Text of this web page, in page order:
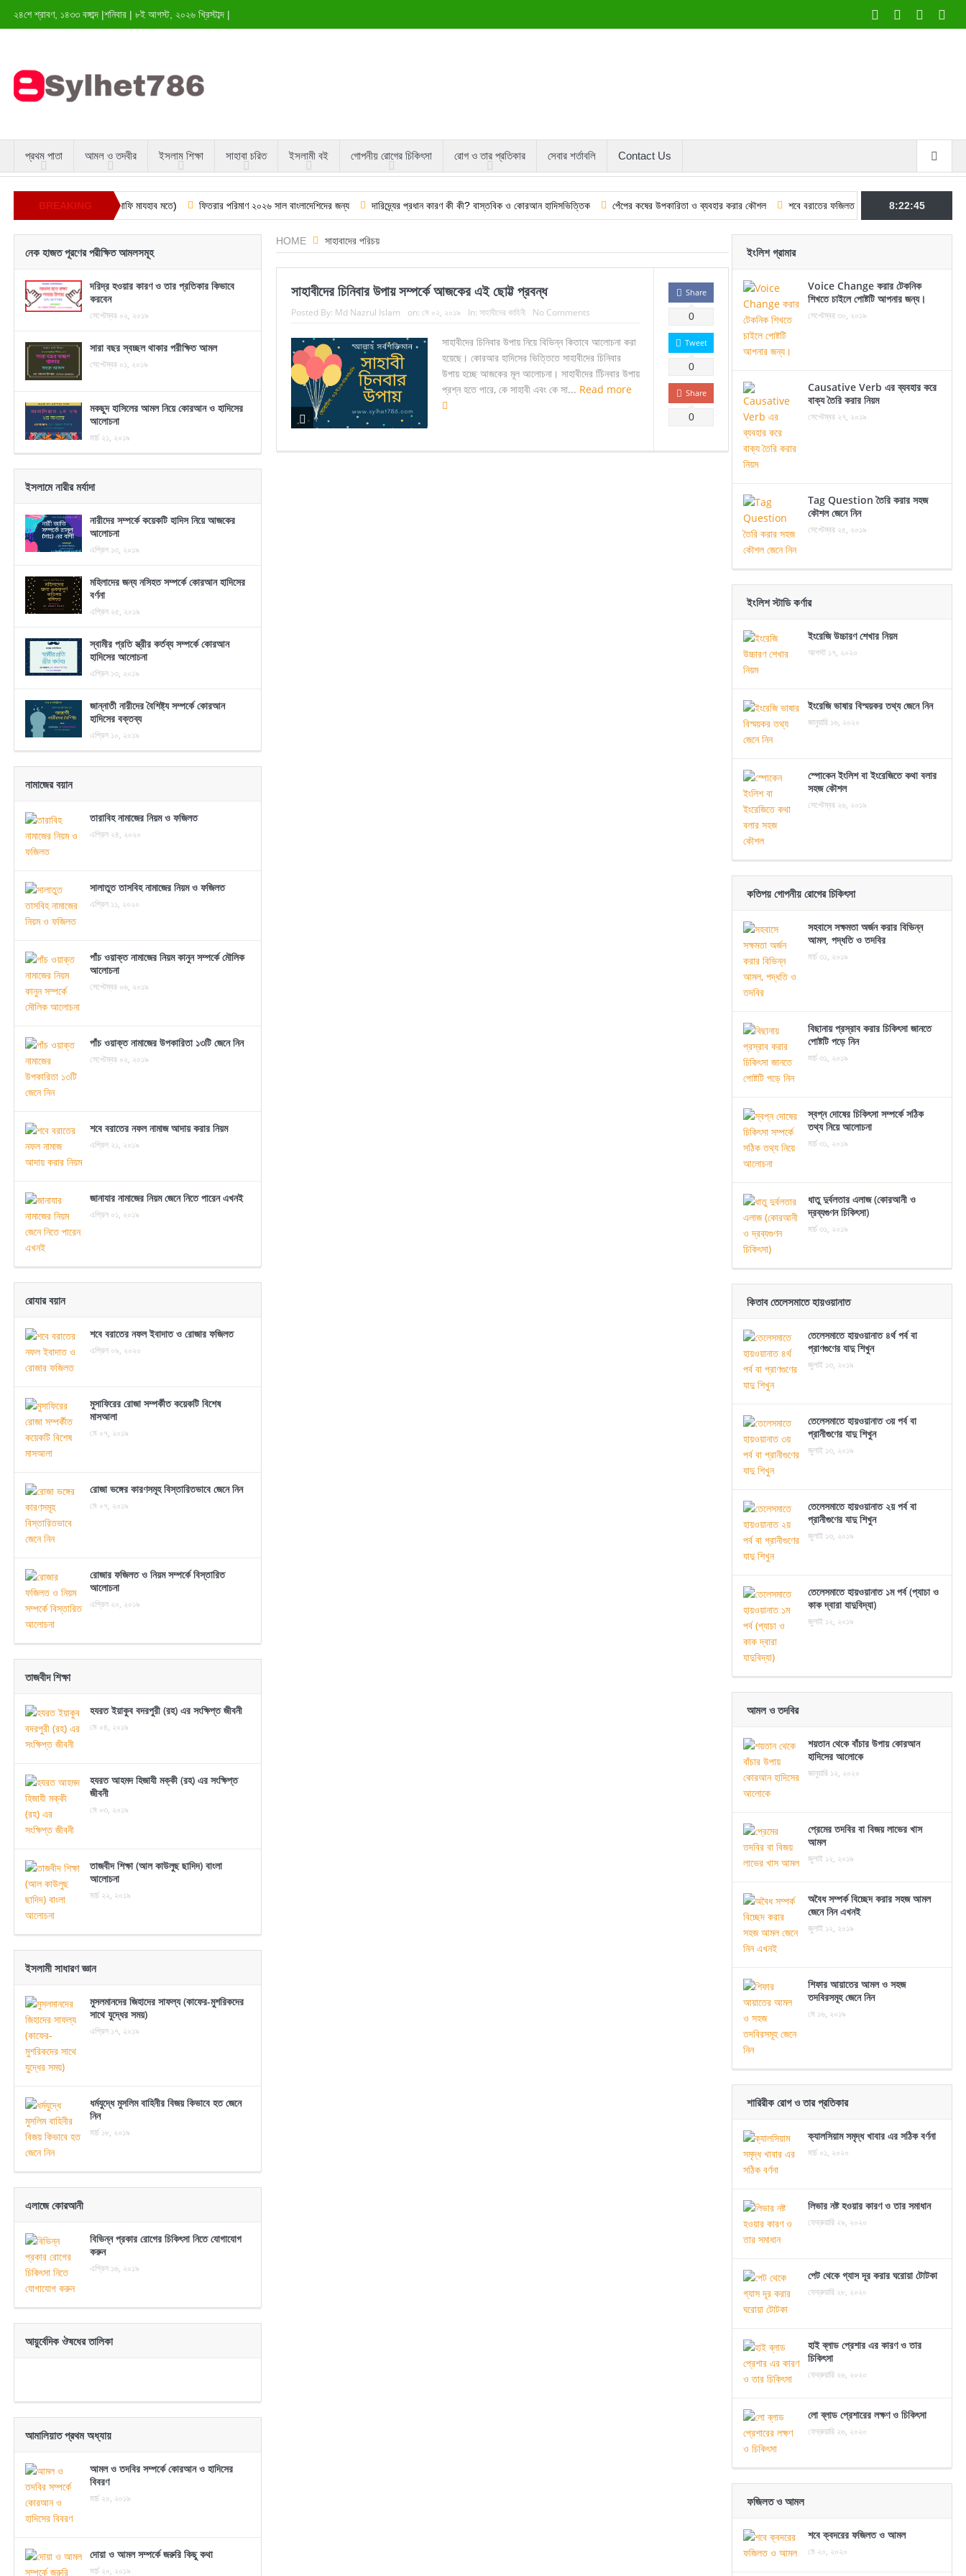
২৪শে শ্রাবণ, ১৪৩৩ বঙ্গাব্দ |শনিবার | ৮ই আগস্ট, ২০২৬ খ্রিস্টাব্দ |
প্রথম পাতা আমল ও তদবীর ইসলাম শিক্ষা সাহাবা চরিত ইসলামী বই গোপনীয় রোগের চিকিৎসা রোগ ও তার প্রতিকার সেবার শর্তাবলি Contact Us
BREAKING
NEWS
এর সঠিক নিয়ম (হানাফি মাযহাব মতে) ফিতরার পরিমাণ ২০২৬ সাল বাংলাদেশিদের জন্য দারিদ্র্যের প্রধান কারণ কী কী? বাস্তবিক ও কোরআন হাদিসভিত্তিক পেঁপের কষের উপকারিতা ও ব্যবহার করার কৌশল শবে বরাতের ফজিলত ও আমল: কুরআন–হাদিসের আলোকে
8:22:46
HOME সাহাবাদের পরিচয়
সাহাবীদের চিনিবার উপায় সম্পর্কে আজকের এই ছোট্ট প্রবন্ধ
Posted By: Md Nazrul Islam on: মে ০২, ২০১৯ In: সাহাবীদের কাহিনী No Comments
সাহাবীদের চিনিবার উপায় নিয়ে বিভিন্ন কিতাবে আলোচনা করা
হয়েছে। কোরআর হাদিসের ভিত্তিতে সাহাবীদের চিনিবার
উপায় হচ্ছে আজকের মূল আলোচনা। সাহাবীদের চিিনবার উপায়
প্রশ্ন হতে পারে, কে সাহাবী এবং কে সা... Read more
Share
0
Tweet
0
Share
0
নেক হাজত পূরণের পরীক্ষিত আমলসমূহ
দরিদ্র হওয়ার কারণ ও তার প্রতিকার কিভাবে
করবেন
সেপ্টেম্বর ০২, ২০১৯
সারা বছর স্বচ্ছল থাকার পরীক্ষিত আমল
সেপ্টেম্বর ০১, ২০১৯
মকছুদ হাসিলের আমল নিয়ে কোরআন ও হাদিসের
আলোচনা
মার্চ ২১, ২০১৯
ইসলামে নারীর মর্যাদা
নারীদের সম্পর্কে কয়েকটি হাদিস নিয়ে আজকের
আলোচনা
এপ্রিল ১৩, ২০১৯
মহিলাদের জন্য নসিহত সম্পর্কে কোরআন হাদিসের
বর্ণনা
এপ্রিল ২৫, ২০১৯
স্বামীর প্রতি স্ত্রীর কর্তব্য সম্পর্কে কোরআন
হাদিসের আলোচনা
এপ্রিল ১৩, ২০১৯
জান্নাতী নারীদের বৈশিষ্ট্য সম্পর্কে কোরআন
হাদিসের বক্তব্য
এপ্রিল ১০, ২০১৯
নামাজের বয়ান
তারাবিহ নামাজের নিয়ম ও ফজিলত
এপ্রিল ২৪, ২০২০
সালাতুত তাসবিহ নামাজের নিয়ম ও ফজিলত
এপ্রিল ১১, ২০২০
পাঁচ ওয়াক্ত নামাজের নিয়ম কানুন সম্পর্কে মৌলিক
আলোচনা
সেপ্টেম্বর ০৬, ২০১৯
পাঁচ ওয়াক্ত নামাজের উপকারিতা ১৩টি জেনে নিন
সেপ্টেম্বর ০২, ২০১৯
শবে বরাতের নফল নামাজ আদায় করার নিয়ম
এপ্রিল ২১, ২০১৯
জানাযার নামাজের নিয়ম জেনে নিতে পারেন এখনই
এপ্রিল ০১, ২০১৯
রোযার বয়ান
শবে বরাতের নফল ইবাদাত ও রোজার ফজিলত
এপ্রিল ০৯, ২০২০
মুসাফিরের রোজা সম্পর্কীত কয়েকটি বিশেষ
মাসআলা
মে ০৭, ২০১৯
রোজা ভঙ্গের কারণসমূহ বিস্তারিতভাবে জেনে নিন
মে ০৭, ২০১৯
রোজার ফজিলত ও নিয়ম সম্পর্কে বিস্তারিত
আলোচনা
এপ্রিল ২০, ২০১৯
তাজবীদ শিক্ষা
হযরত ইয়াকুব বদরপুরী (রহ) এর সংক্ষিপ্ত জীবনী
মে ০৪, ২০১৯
হযরত আহমদ হিজাযী মক্কী (রহ) এর সংক্ষিপ্ত
জীবনী
মে ০৩, ২০১৯
তাজবীদ শিক্ষা (আল কাউলুছ ছাদিদ) বাংলা
আলোচনা
মার্চ ২২, ২০১৯
ইসলামী সাধারণ জ্ঞান
মুসলমানদের জিহাদের সাফল্য (কাফের-মুশরিকদের
সাথে যুদ্ধের সময়)
এপ্রিল ১৭, ২০১৯
ধর্মযুদ্ধে মুসলিম বাহিনীর বিজয় কিভাবে হত জেনে
নিন
মার্চ ১৮, ২০১৯
এলাজে কোরআনী
বিভিন্ন প্রকার রোগের চিকিৎসা নিতে যোগাযোগ
করুন
এপ্রিল ১৬, ২০১৯
আয়ুর্বেদিক ঔষধের তালিকা
আমালিয়াত প্রথম অধ্যায়
আমল ও তদবির সম্পর্কে কোরআন ও হাদিসের
বিবরণ
মার্চ ২০, ২০১৯
দোয়া ও আমল সম্পর্কে জরুরি কিছু কথা
মার্চ ২০, ২০১৯
ইংলিশ গ্রামার
Voice Change করার টেকনিক
শিখতে চাইলে পোষ্টটি আপনার জন্য।
সেপ্টেম্বর ৩০, ২০১৯
Causative Verb এর ব্যবহার করে
বাক্য তৈরি করার নিয়ম
সেপ্টেম্বর ২৭, ২০১৯
Tag Question তৈরি করার সহজ
কৌশল জেনে নিন
সেপ্টেম্বর ২৫, ২০১৯
ইংলিশ স্টাডি কর্ণার
ইংরেজি উচ্চারণ শেখার নিয়ম
আগস্ট ১৭, ২০২০
ইংরেজি ভাষার বিস্ময়কর তথ্য জেনে নিন
জানুয়ারি ১৬, ২০২০
স্পোকেন ইংলিশ বা ইংরেজিতে কথা বলার
সহজ কৌশল
সেপ্টেম্বর ২৬, ২০১৯
কতিপয় গোপনীয় রোগের চিকিৎসা
সহবাসে সক্ষমতা অর্জন করার বিভিন্ন
আমল, পদ্ধতি ও তদবির
মার্চ ৩১, ২০১৯
বিছানায় প্রস্রাব করার চিকিৎসা জানতে
পোষ্টটি পড়ে নিন
মার্চ ৩১, ২০১৯
স্বপ্ন দোষের চিকিৎসা সম্পর্কে সঠিক
তথ্য নিয়ে আলোচনা
মার্চ ৩১, ২০১৯
ধাতু দুর্বলতার এলাজ (কোরআনী ও
দ্রব্যগুণন চিকিৎসা)
মার্চ ৩১, ২০১৯
কিতাব তেলেসমাতে হায়ওয়ানাত
তেলেসমাতে হায়ওয়ানাত ৪র্থ পর্ব বা
প্রাণগুণের যাদু শিখুন
জুলাই ১৩, ২০১৯
তেলেসমাতে হায়ওয়ানাত ৩য় পর্ব বা
প্রানীগুণের যাদু শিখুন
জুলাই ১৩, ২০১৯
তেলেসমাতে হায়ওয়ানাত ২য় পর্ব বা
প্রানীগুণের যাদু শিখুন
জুলাই ১৩, ২০১৯
তেলেসমাতে হায়ওয়ানাত ১ম পর্ব (প্যাচা ও
কাক দ্বারা যাদুবিদ্যা)
জুলাই ১২, ২০১৯
আমল ও তদবির
শয়তান থেকে বাঁচার উপায় কোরআন
হাদিসের আলোকে
জানুয়ারি ১২, ২০২০
প্রেমের তদবির বা বিজয় লাভের খাস
আমল
জুলাই ১২, ২০১৯
অবৈধ সম্পর্ক বিচ্ছেদ করার সহজ আমল
জেনে নিন এখনই
জুলাই ১২, ২০১৯
শিফার আয়াতের আমল ও সহজ
তদবিরসমূহ জেনে নিন
মে ১৬, ২০১৯
শারিরীক রোগ ও তার প্রতিকার
ক্যালসিয়াম সমৃদ্ধ খাবার এর সঠিক বর্ণনা
মার্চ ০১, ২০২০
লিভার নষ্ট হওয়ার কারণ ও তার সমাধান
ফেব্রুয়ারি ২৯, ২০২০
পেট থেকে গ্যাস দূর করার ঘরোয়া টোটকা
ফেব্রুয়ারি ২৮, ২০২০
হাই ব্লাড প্রেশার এর কারণ ও তার
চিকিৎসা
ফেব্রুয়ারি ২৬, ২০২০
লো ব্লাড প্রেশারের লক্ষণ ও চিকিৎসা
ফেব্রুয়ারি ২৬, ২০২০
ফজিলত ও আমল
শবে ক্বদরের ফজিলত ও আমল
মে ২০, ২০২০